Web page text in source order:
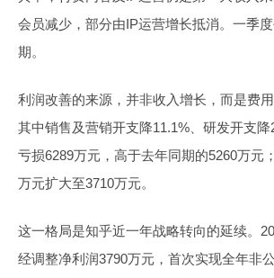
会员减少，部分由IP运营增长抵消。一季
期。
利润改善的来源，并非收入增长，而是费
其中销售及营销开支降11.1%、研发开支
亏损6289万元，高于去年同期的5260万元
万元扩大至3710万元。
这一格局是知乎近一年战略转向的延续。
经调整净利润3790万元，首次实现全年非